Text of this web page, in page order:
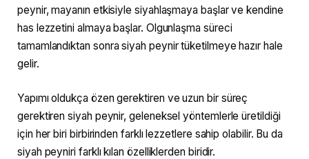
peynir, mayanın etkisiyle siyahlaşmaya başlar ve kendine
has lezzetini almaya başlar. Olgunlaşma süreci
tamamlandıktan sonra siyah peynir tüketilmeye hazır hale
gelir.
Yapımı oldukça özen gerektiren ve uzun bir süreç
gerektiren siyah peynir, geleneksel yöntemlerle üretildiği
için her biri birbirinden farklı lezzetlere sahip olabilir. Bu da
siyah peyniri farklı kılan özelliklerden biridir.